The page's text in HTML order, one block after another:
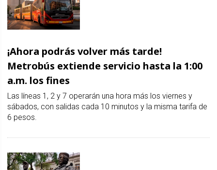
¡Ahora podrás volver más tarde!
Metrobús extiende servicio hasta la 1:00
a.m. los fines
Las líneas 1, 2 y 7 operarán una hora más los viernes y
sábados, con salidas cada 10 minutos y la misma tarifa de
6 pesos.